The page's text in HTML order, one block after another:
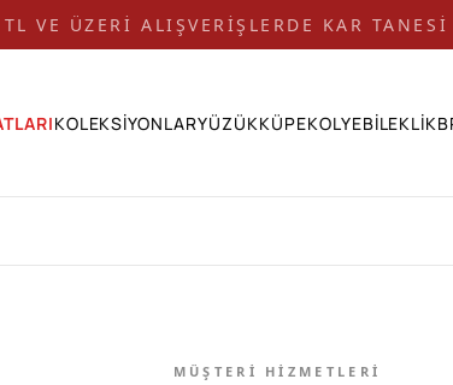
TL VE ÜZERİ ALIŞVERİŞLERDE KAR TANESİ
KOLEKSİYONLARYÜZÜKKÜPEKOLYEBİLEKLİK
MÜŞTERI HIZMETLERI